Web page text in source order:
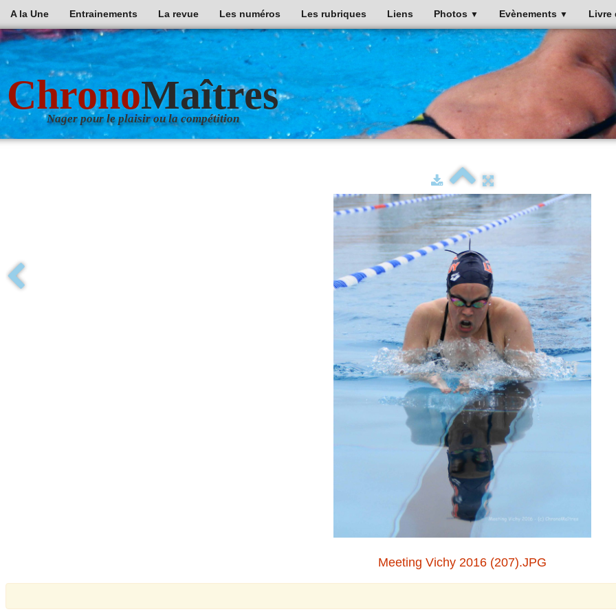
A la Une Entrainements La revue Les numéros Les rubriques Liens Photos ▼ Evènements ▼ Livre
ChronoMaîtres
Nager pour le plaisir ou la compétition
Meeting Vichy 2016 (207).JPG